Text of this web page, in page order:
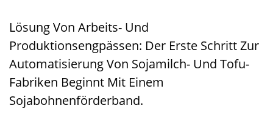
Lösung Von Arbeits- Und
Produktionsengpässen: Der Erste Schritt Zur
Automatisierung Von Sojamilch- Und Tofu-
Fabriken Beginnt Mit Einem
Sojabohnenförderband.